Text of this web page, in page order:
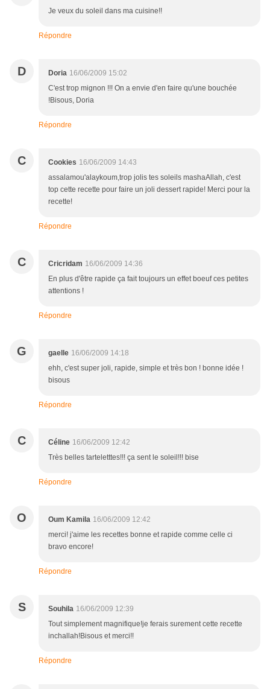
Je veux du soleil dans ma cuisine!!
Répondre
D Doria 16/06/2009 15:02
C'est trop mignon !!! On a envie d'en faire qu'une bouchée
!Bisous, Doria
Répondre
C Cookies 16/06/2009 14:43
assalamou'alaykoum,trop jolis tes soleils mashaAllah, c'est
top cette recette pour faire un joli dessert rapide! Merci pour la
recette!
Répondre
C Cricridam 16/06/2009 14:36
En plus d'être rapide ça fait toujours un effet boeuf ces petites
attentions !
Répondre
G gaelle 16/06/2009 14:18
ehh, c'est super joli, rapide, simple et très bon ! bonne idée !
bisous
Répondre
C Céline 16/06/2009 12:42
Très belles tarteletttes!!! ça sent le soleil!!! bise
Répondre
O Oum Kamila 16/06/2009 12:42
merci! j'aime les recettes bonne et rapide comme celle ci
bravo encore!
Répondre
S Souhila 16/06/2009 12:39
Tout simplement magnifique!je ferais surement cette recette
inchallah!Bisous et merci!!
Répondre